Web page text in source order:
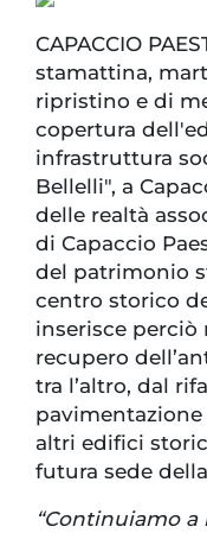
CAPACCIO
stamattina,
ripristino e di
copertura
infrastruttura
Bellelli", a
delle realtà
di Capaccio
del patrimonio
centro storico
inserisce perciò
recupero
tra l’altro, dal
altri edifici
futura sede
“Continuiamo